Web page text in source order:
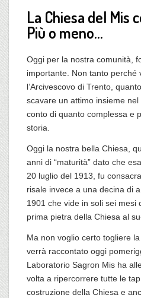
La Chiesa del Mis
Più o meno…
Oggi per la nostra comunità,
importante. Non tanto perché
l’Arcivescovo di Trento,
scavare un attimo insieme
conto di quanto complessa e
storia.
Oggi la nostra bella Chiesa,
anni di “maturità” dato che
20 luglio del 1913, fu
risale invece a una decina di
1901 che vide in soli sei mesi
prima pietra della Chiesa al
Ma non voglio certo togliere
verrà raccontato oggi
Laboratorio Sagron Mis ha
volta a ripercorrere tutte le
costruzione della Chiesa e